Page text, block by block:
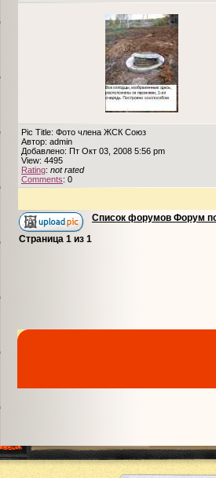
Pic Title: Фото члена ЖСК Союз
Автор: admin
Добавлено: Пт Окт 03, 2008 5:56 pm
View: 4495
Rating: not rated
Comments: 0
Список форумов Форум
Страница 1 из 1